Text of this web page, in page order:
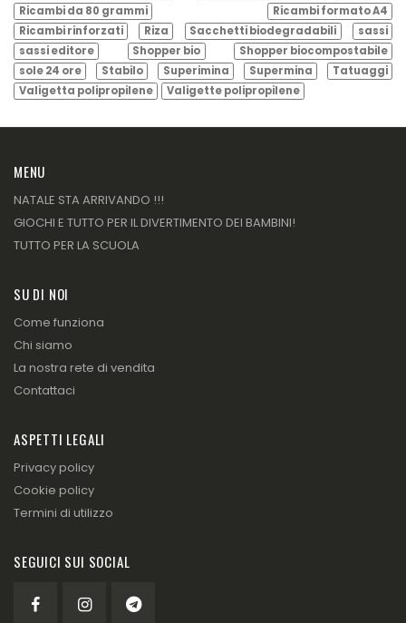
Ricambi da 80 grammi
Ricambi formato A4
Ricambi rinforzati
Riza Sacchetti biodegradabili
sassi
sassi editore
Shopper bio
Shopper biocompostabile
sole 24 ore
Stabilo Superimina Supermina
Tatuaggi
Valigetta polipropilene
Valigette polipropilene
MENU
NATALE STA ARRIVANDO !!!
GIOCHI E TUTTO PER IL DIVERTIMENTO DEI BAMBINI!
TUTTO PER LA SCUOLA
SU DI NOI
Come funziona
Chi siamo
La nostra rete di vendita
Contattaci
ASPETTI LEGALI
Privacy policy
Cookie policy
Termini di utilizzo
SEGUICI SUI SOCIAL